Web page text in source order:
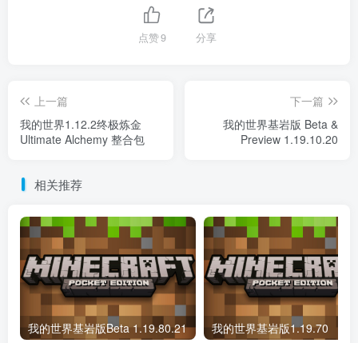
点赞9 分享
上一篇
我的世界1.12.2终极炼金
Ultimate Alchemy 整合包
下一篇
我的世界基岩版 Beta &
Preview 1.19.10.20
相关推荐
我的世界基岩版Beta 1.19.80.21 我的世界基岩版1.19.70